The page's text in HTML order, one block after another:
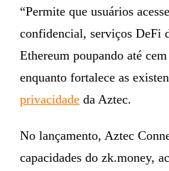
“Permite que usuários
confidencial, serviços DeFi
Ethereum poupando até
enquanto fortalece as
privacidade da Aztec.
No lançamento, Aztec
capacidades do zk.money,